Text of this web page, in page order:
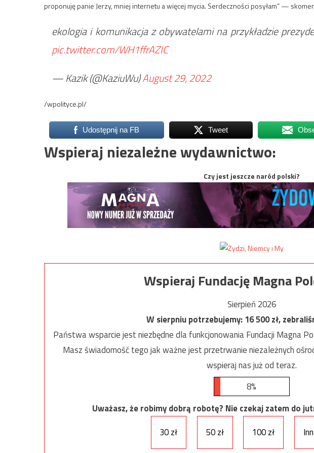
proponuję panie Jerzy, mniej internetu a więcej mycia. Serdeczności posyłam” —
ekologia i komunikacja z obywatelami na przykładzie
pic.twitter.com/WH1ffrAZIC
— Kazik (@KaziuWu)August 29, 2022
/wpolityce.pl/
Udostępnij na FB Tweet
Wspieraj niezależne wydawnictwo:
Czy jest jeszcze naród polski?
Wspieraj Fundację Magna
Sierpień 2026
W sierpniu potrzebujemy:16 500zł,
Państwa wsparcie jest niezbędne dla funkcjonowania Fundacji Magna
Masz świadomość tego jak ważne jest przetrwanie niezależnych
wspieraj nas już od teraz.
8%
Uważasz, że robimy dobrą robotę? Nie czekaj zatem do
30 zł
50 zł 100 zł